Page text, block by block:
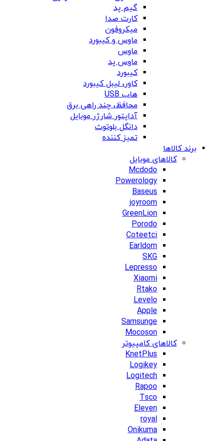
گیم پد
کارت صدا
میکروفون
ماوس و کیبورد
ماوس
ماوس پد
کیبورد
کاور، لیبل کیبورد
هاب USB
محافظ، چند راهی برق
آداپتور شارژر موبایل
دانگل بلوتوث
تمیز کننده
برند کالاها
کالاهای موبایل
Mcdodo
Powerology
Baseus
joyroom
GreenLion
Porodo
Coteetci
Earldom
SKG
Lepresso
Xiaomi
Rtako
Levelo
Apple
Samsunge
Mocoson
کالاهای کامپیوتر
KnetPlus
Logikey
Logitech
Rapoo
Tsco
Eleven
royal
Onikuma